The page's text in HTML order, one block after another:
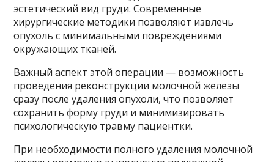
эстетический вид груди. Современные
хирургические методики позволяют извлечь
опухоль с минимальными повреждениями
окружающих тканей.
Важный аспект этой операции — возможность
проведения реконструкции молочной железы
сразу после удаления опухоли, что позволяет
сохранить форму груди и минимизировать
психологическую травму пациентки.
При необходимости полного удаления молочной